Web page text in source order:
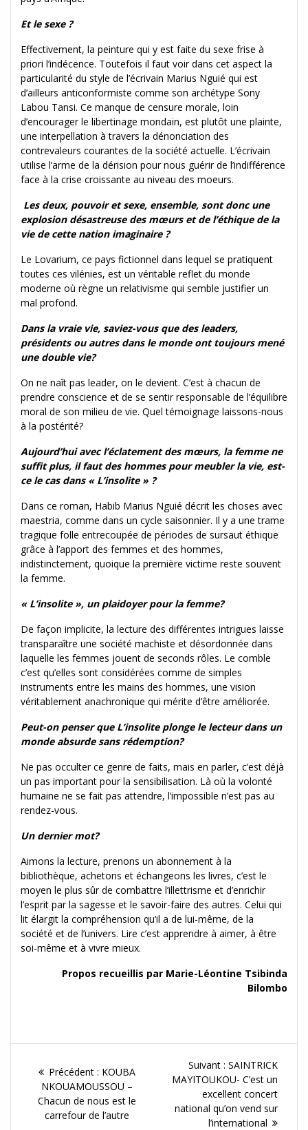
Et le sexe ?
Effectivement, la peinture qui y est faite du sexe frise à
priori l’indécence. Toutefois il faut voir dans cet aspect la
particularité du style de l’écrivain Marius Nguié qui est
d’ailleurs anticonformiste comme son archétype Sony
Labou Tansi. Ce manque de censure morale, loin
d’encourager le libertinage mondain, est plutôt une plainte,
une interpellation à travers la dénonciation des
contrevaleurs courantes de la société actuelle. L’écrivain
utilise l’arme de la dérision pour nous guérir de l’indifférence
face à la crise croissante au niveau des moeurs.
Les deux, pouvoir et sexe, ensemble, sont donc une
explosion désastreuse des mœurs et de l’éthique de la
vie de cette nation imaginaire ?
Le Lovarium, ce pays fictionnel dans lequel se pratiquent
toutes ces vilénies, est un véritable reflet du monde
moderne où règne un relativisme qui semble justifier un
mal profond.
Dans la vraie vie, saviez-vous que des leaders,
présidents ou autres dans le monde ont toujours mené
une double vie?
On ne naît pas leader, on le devient. C’est à chacun de
prendre conscience et de se sentir responsable de l’équilibre
moral de son milieu de vie. Quel témoignage laissons-nous
à la postérité?
Aujourd’hui avec l’éclatement des mœurs, la femme ne
suffit plus, il faut des hommes pour meubler la vie, est-
ce le cas dans « L’insolite » ?
Dans ce roman, Habib Marius Nguié décrit les choses avec
maestria, comme dans un cycle saisonnier. Il y a une trame
tragique folle entrecoupée de périodes de sursaut éthique
grâce à l’apport des femmes et des hommes,
indistinctement, quoique la première victime reste souvent
la femme.
« L’insolite », un plaidoyer pour la femme?
De façon implicite, la lecture des différentes intrigues laisse
transparaître une société machiste et désordonnée dans
laquelle les femmes jouent de seconds rôles. Le comble
c’est qu’elles sont considérées comme de simples
instruments entre les mains des hommes, une vision
véritablement anachronique qui mérite d’être améliorée.
Peut-on penser que L’insolite plonge le lecteur dans un
monde absurde sans rédemption?
Ne pas occulter ce genre de faits, mais en parler, c’est déjà
un pas important pour la sensibilisation. Là où la volonté
humaine ne se fait pas attendre, l’impossible n’est pas au
rendez-vous.
Un dernier mot?
Aimons la lecture, prenons un abonnement à la
bibliothèque, achetons et échangeons les livres, c’est le
moyen le plus sûr de combattre l’illettrisme et d’enrichir
l’esprit par la sagesse et le savoir-faire des autres. Celui qui
lit élargit la compréhension qu’il a de lui-même, de la
société et de l’univers. Lire c’est apprendre à aimer, à être
soi-même et à vivre mieux.
Propos recueillis par Marie-Léontine Tsibinda
Bilombo
l'article
Précédent : Article
précédent :
KOUBA
NKOUAMOUSSOU –
Chacun de nous est le
carrefour de l’autre
Suivant : Article
Suivant :
SAINTRICK
MAYITOUKOU- C’est un
excellent concert
national qu’on vend sur
l’international